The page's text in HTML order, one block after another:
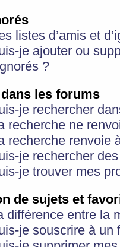
listes d’amis et
je ajouter ou
?
les forums
je rechercher
recherche ne
recherche renvoie
je rechercher
je trouver mes
de sujets et
différence entre la
je souscrire à